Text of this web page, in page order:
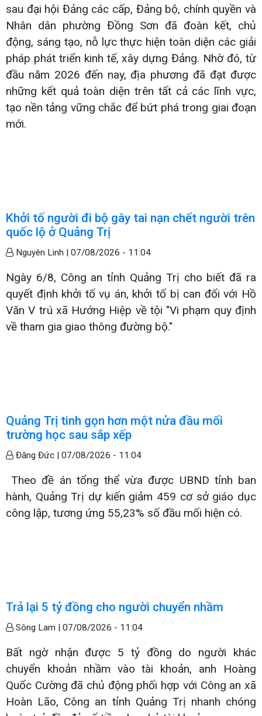
sau đại hội Đảng các cấp, Đảng bộ, chính quyền và
Nhân dân phường Đồng Sơn đã đoàn kết, chủ
động, sáng tạo, nỗ lực thực hiện toàn diện các giải
pháp phát triển kinh tế, xây dựng Đảng. Nhờ đó, từ
đầu năm 2026 đến nay, địa phương đã đạt được
những kết quả toàn diện trên tất cả các lĩnh vực,
tạo nền tảng vững chắc để bứt phá trong giai đoạn
mới.
Khởi tố người đi bộ gây tai nạn chết người trên
quốc lộ ở Quảng Trị
Nguyên Linh | 07/08/2026 - 11:04
Ngày 6/8, Công an tỉnh Quảng Trị cho biết đã ra
quyết định khởi tố vụ án, khởi tố bị can đối với Hồ
Văn V trú xã Hướng Hiệp về tội "Vi phạm quy định
về tham gia giao thông đường bộ."
Quảng Trị tinh gọn hơn một nửa đầu mối
trường học sau sắp xếp
Đăng Đức | 07/08/2026 - 11:04
Theo đề án tổng thể vừa được UBND tỉnh ban
hành, Quảng Trị dự kiến giảm 459 cơ sở giáo dục
công lập, tương ứng 55,23% số đầu mối hiện có.
Trả lại 5 tỷ đồng cho người chuyển nhầm
Sông Lam | 07/08/2026 - 11:04
Bất ngờ nhận được 5 tỷ đồng do người khác
chuyển khoản nhầm vào tài khoản, anh Hoàng
Quốc Cường đã chủ động phối hợp với Công an xã
Hoàn Lão, Công an tỉnh Quảng Trị nhanh chóng